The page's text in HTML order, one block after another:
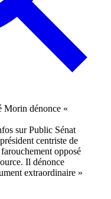
sur Public Sénat
centriste de
opposé
Il dénonce
extraordinaire »